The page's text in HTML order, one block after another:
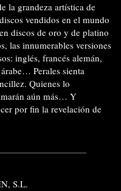
la grandeza artística de
vendidos en el mundo
discos de oro y de platino
las innumerables versiones
inglés, francés alemán,
Perales sienta
Quienes lo
aún más… Y
por fin la revelación de
S.L.